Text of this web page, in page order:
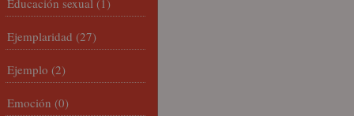
Educación sexual (1)
Ejemplaridad (27)
Ejemplo (2)
Emoción (0)